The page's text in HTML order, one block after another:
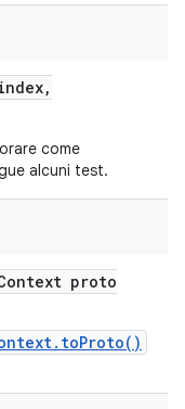
,
come
alcuni test.
proto